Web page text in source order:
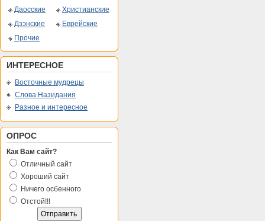
Даосские
Христианские
Дзэнские
Еврейские
Прочие
ИНТЕРЕСНОЕ
Восточные мудрецы
Слова Назидания
Разное и интересное
ОПРОС
Как Вам сайт?
Отличный сайт
Хороший сайт
Ничего осбенного
Отстой!!!